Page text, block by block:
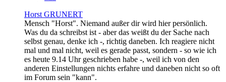
Horst GRUNERT
Mensch "Horst". Niemand außer dir wird hier persönlich.
Was du da schreibst ist - aber das weißt du der Sache nach
selbst genau, denke ich -, richtig daneben. Ich reagiere nicht
mal und mal nicht, weil es gerade passt, sondern - so wie ich
es heute 9.14 Uhr geschrieben habe -, weil ich von den
anderen Einstellungen nichts erfahre und daneben nicht so oft
im Forum sein "kann".